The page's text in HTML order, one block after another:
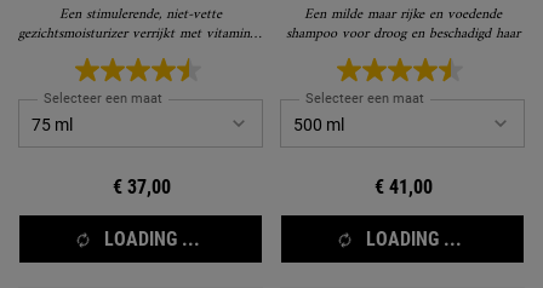
Een stimulerende, niet-vette
gezichtsmoisturizer verrijkt met vitamines,
geeft je huid energie
Selecteer een maat
€ 37,00
LOADING ...
Een milde maar rijke en voedende
shampoo voor droog en beschadigd haar
Selecteer een maat
€ 41,00
LOADING ...